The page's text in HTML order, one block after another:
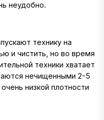
неудобно.
технику на
и чистить, но во время
техники хватает
нечищенными 2-5
низкой плотности